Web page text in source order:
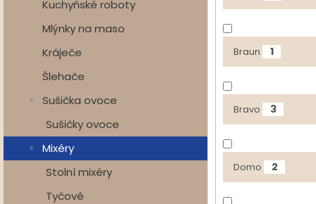
Kuchyňské roboty
Mlýnky na maso
Kráječe
Šlehače
Sušička ovoce
Sušičky ovoce
Mixéry
Stolní mixéry
Tyčové
Braun 1
Bravo 3
Domo 2